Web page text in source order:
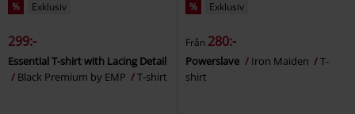
% Exklusiv
299:-
Essential T-shirt with Lacing Detail
Black Premium by EMP
T-shirt
% Exklusiv
Från 280:-
Powerslave Iron Maiden
T-
shirt